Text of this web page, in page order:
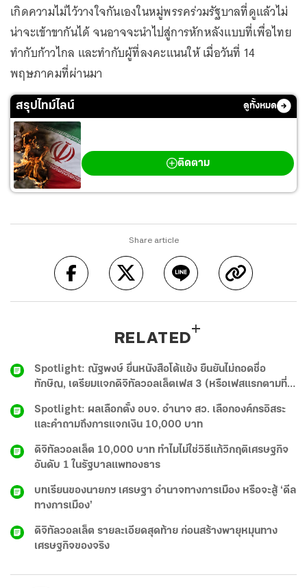
เกิดความไม่ไว้วางใจกันเองในหมู่พรรคร่วมรัฐบาลที่ดูแล้วไม่
น่าจะเข้าขากันได้ จนอาจจะนำไปสู่การหักหลังแบบที่เพื่อไทย
ทำกับก้าวไกล และทำกับผู้ที่ลงคะแนนให้ เมื่อวันที่ 14
พฤษภาคมที่ผ่านมา
สรุปไทม์ไลน์ ดูทั้งหมด
ติดตาม
Share article
RELATED
Spotlight: ณัฐพงษ์ ยื่นหนังสือโต้แย้ง ยืนยันไม่ถอดชื่อ
ทักษิณ, เตรียมแจกดิจิทัลวอลเล็ตเฟส 3 (หรือเฟสแรกตามที่
รัฐบาลอยากให้เรียก), จับตา บอร์ดใหญ่ประกันสังคมพิจารณา
‘สูตรคำนวณบำนาญผู้ประกันตน’ สูตรใหม่
Spotlight: ผลเลือกตั้ง อบจ. อำนาจ สว. เลือกองค์กรอิสระ
และคำถามถึงการแจกเงิน 10,000 บาท
ดิจิทัลวอลเล็ต 10,000 บาท ทำไมไม่ใช่วิธีแก้วิกฤติเศรษฐกิจ
อันดับ 1 ในรัฐบาลแพทองธาร
บทเรียนของนายกฯ เศรษฐา อำนาจทางการเมือง หรือจะสู้ ‘ดีล
ทางการเมือง’
ดิจิทัลวอลเล็ต รายละเอียดสุดท้าย ก่อนสร้างพายุหมุนทาง
เศรษฐกิจของจริง